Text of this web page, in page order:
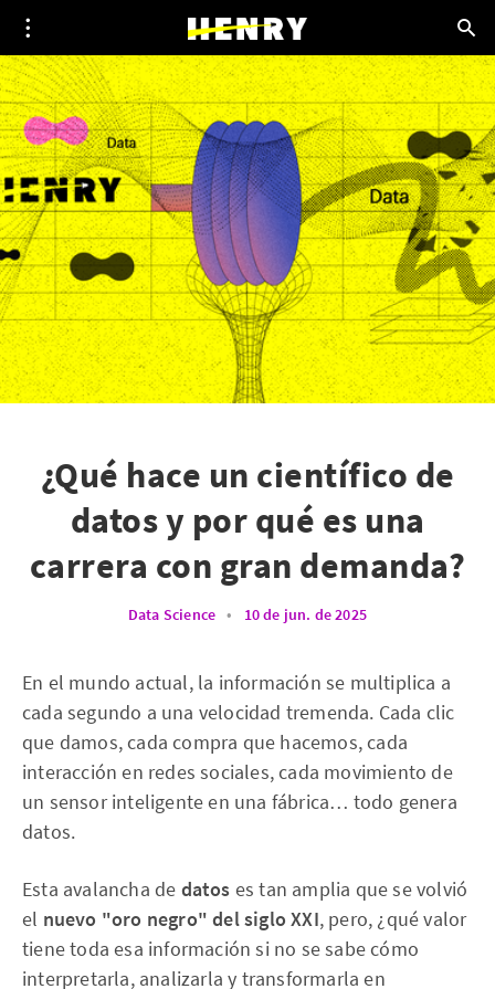
¿Qué hace un científico de
datos y por qué es una
carrera con gran demanda?
Data Science • 10 de jun. de 2025
En el mundo actual, la información se multiplica a
cada segundo a una velocidad tremenda. Cada clic
que damos, cada compra que hacemos, cada
interacción en redes sociales, cada movimiento de
un sensor inteligente en una fábrica… todo genera
datos.
Esta avalancha de datos es tan amplia que se volvió
el nuevo "oro negro" del siglo XXI, pero, ¿qué valor
tiene toda esa información si no se sabe cómo
interpretarla, analizarla y transformarla en